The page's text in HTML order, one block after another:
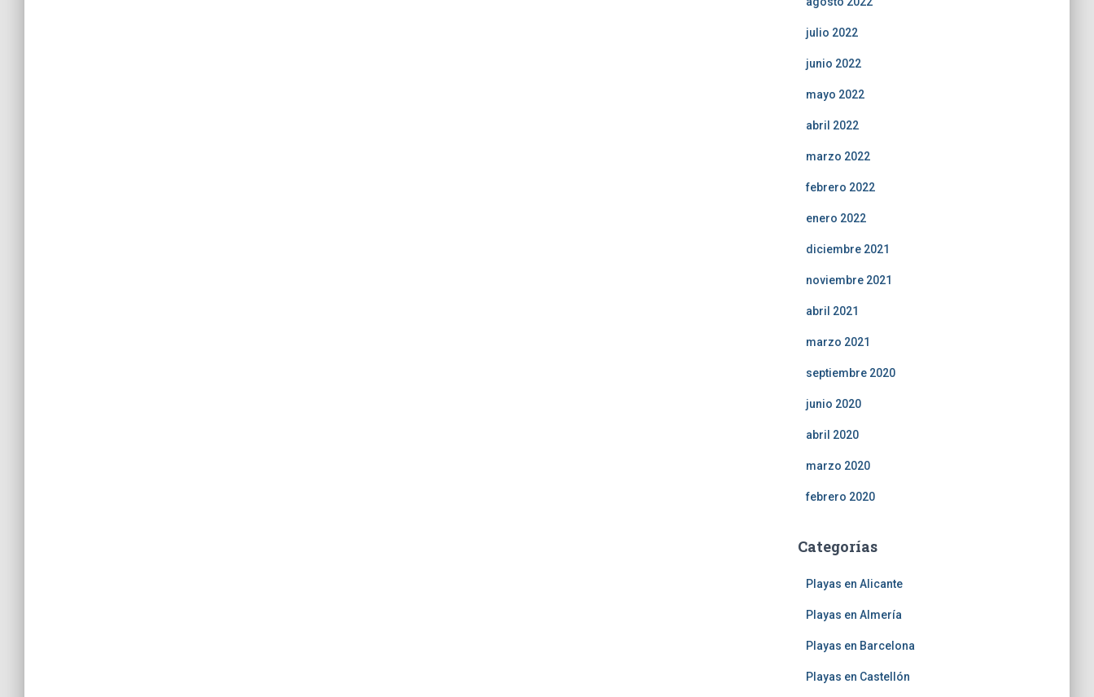
julio 2022
junio 2022
mayo 2022
abril 2022
marzo 2022
febrero 2022
enero 2022
diciembre 2021
noviembre 2021
abril 2021
marzo 2021
septiembre 2020
junio 2020
abril 2020
marzo 2020
febrero 2020
Categorías
Playas en Alicante
Playas en Almería
Playas en Barcelona
Playas en Castellón